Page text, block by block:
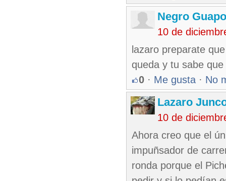
Negro Guapo
10 de
lazaro preparate
queda y tu sabe
0 · Me gusta · No
Lazaro
10 de
Ahora creo que el
impuñsador de
ronda porque el